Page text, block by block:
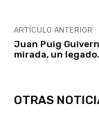
ARTÍCULO ANTERIOR
Juan Puig
mirada, un legado.
OTRAS